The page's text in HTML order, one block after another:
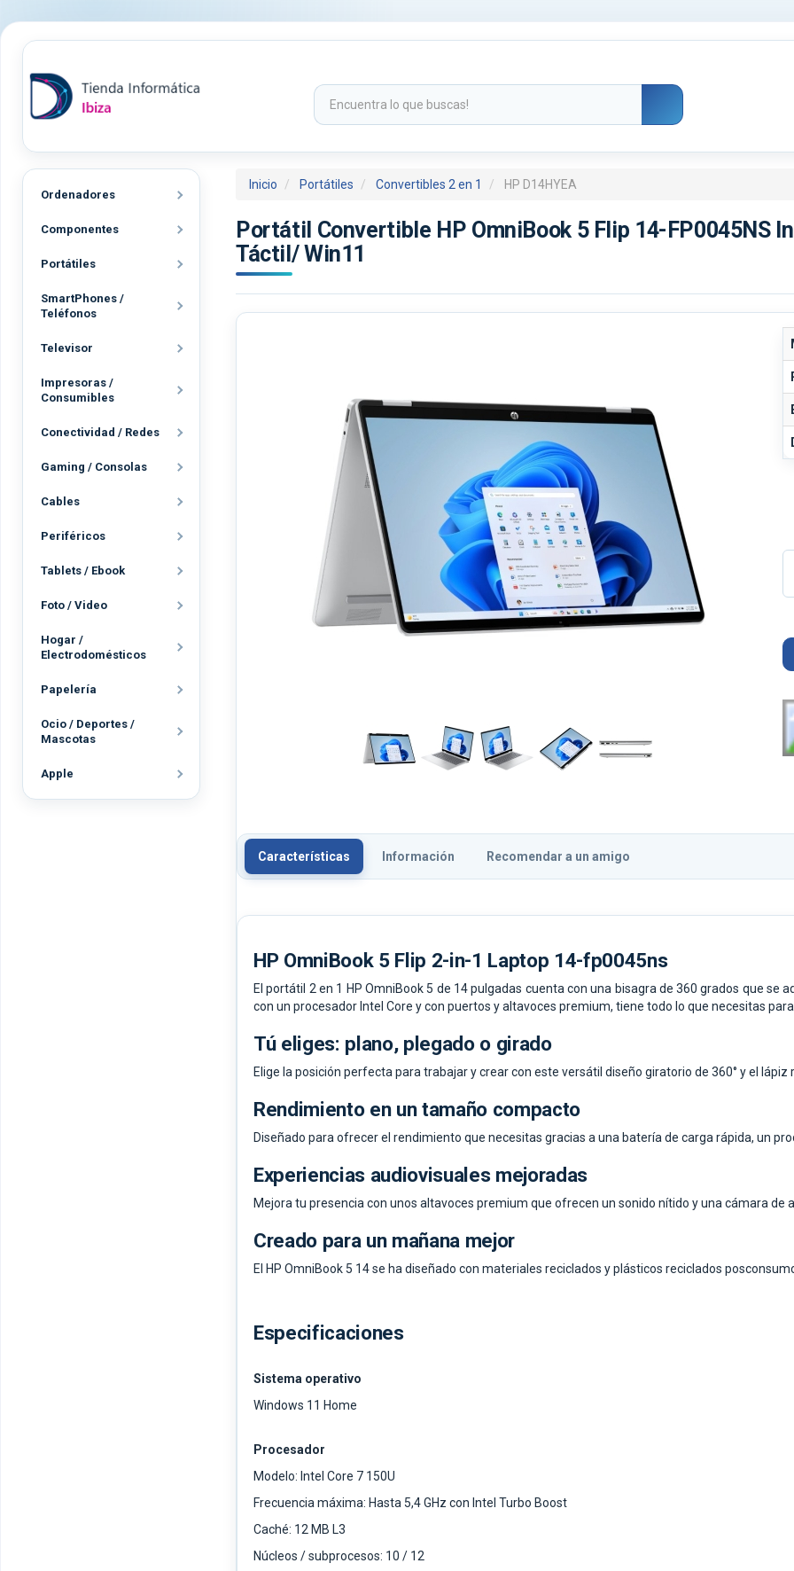
Ordenadores
Componentes
Portátiles
SmartPhones /
Teléfonos
Televisor
Impresoras /
Consumibles
Conectividad / Redes
Gaming / Consolas
Cables
Periféricos
Tablets / Ebook
Foto / Video
Hogar /
Electrodomésticos
Papelería
Ocio / Deportes /
Mascotas
Apple
Inicio Portátiles Convertibles 2 en 1 HP D14HYEA
Portátil Convertible HP OmniBook 5 Flip 14-FP0045NS
Táctil/ Win11
Características Información Recomendar a un amigo
HP OmniBook 5 Flip 2-in-1 Laptop 14-fp0045ns
El portátil 2 en 1 HP OmniBook 5 de 14 pulgadas cuenta con una bisagra de 360 grados que se
con un procesador Intel Core y con puertos y altavoces premium, tiene todo lo que necesitas
Tú eliges: plano, plegado o girado
Elige la posición perfecta para trabajar y crear con este versátil diseño giratorio de 360° y el lápiz
Rendimiento en un tamaño compacto
Diseñado para ofrecer el rendimiento que necesitas gracias a una batería de carga rápida, un
Experiencias audiovisuales mejoradas
Mejora tu presencia con unos altavoces premium que ofrecen un sonido nítido y una cámara
Creado para un mañana mejor
El HP OmniBook 5 14 se ha diseñado con materiales reciclados y plásticos reciclados
Especificaciones
Sistema operativo
Windows 11 Home
Procesador
Modelo: Intel Core 7 150U
Frecuencia máxima: Hasta 5,4 GHz con Intel Turbo Boost
Caché: 12 MB L3
Núcleos / subprocesos: 10 / 12